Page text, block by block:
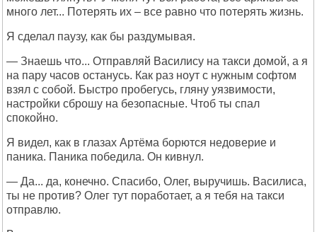
много лет... Потерять их – все равно что потерять жизнь.
Я сделал паузу, как бы раздумывая.
— Знаешь что... Отправляй Василису на такси домой, а я
на пару часов останусь. Как раз ноут с нужным софтом
взял с собой. Быстро пробегусь, гляну уязвимости,
настройки сброшу на безопасные. Чтоб ты спал
спокойно.
Я видел, как в глазах Артёма борются недоверие и
паника. Паника победила. Он кивнул.
— Да... да, конечно. Спасибо, Олег, выручишь. Василиса,
ты не против? Олег тут поработает, а я тебя на такси
отправлю.